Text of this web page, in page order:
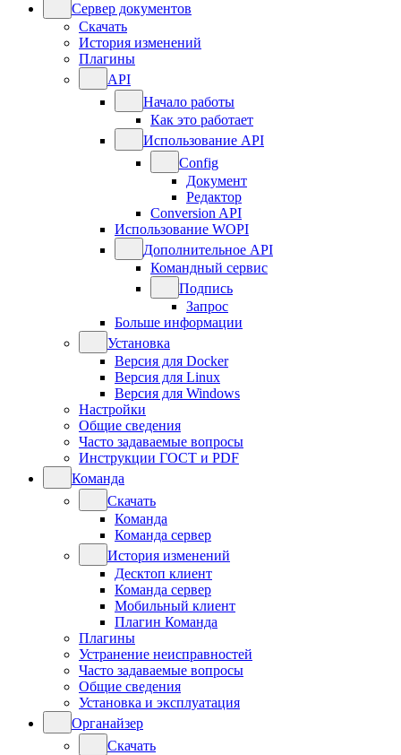
Сервер документов
Скачать
История изменений
Плагины
API
Начало работы
Как это работает
Использование API
Config
Документ
Редактор
Conversion API
Использование WOPI
Дополнительное API
Командный сервис
Подпись
Запрос
Больше информации
Установка
Версия для Docker
Версия для Linux
Версия для Windows
Настройки
Общие сведения
Часто задаваемые вопросы
Инструкции ГОСТ и PDF
Команда
Скачать
Команда
Команда сервер
История изменений
Десктоп клиент
Команда сервер
Мобильный клиент
Плагин Команда
Плагины
Устранение неисправностей
Часто задаваемые вопросы
Общие сведения
Установка и эксплуатация
Органайзер
Скачать